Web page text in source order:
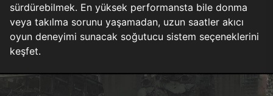
sürdürebilmek. En yüksek performansta bile donma
veya takılma sorunu yaşamadan, uzun saatler akıcı
oyun deneyimi sunacak soğutucu sistem seçeneklerini
keşfet.